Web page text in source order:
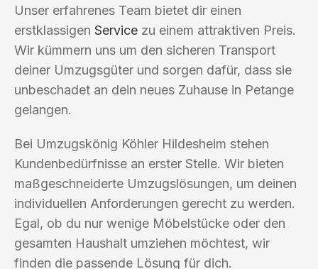
Unser erfahrenes Team bietet dir einen
erstklassigen Service zu einem attraktiven Preis.
Wir kümmern uns um den sicheren Transport
deiner Umzugsgüter und sorgen dafür, dass sie
unbeschadet an dein neues Zuhause in Petange
gelangen.
Bei Umzugskönig Köhler Hildesheim stehen
Kundenbedürfnisse an erster Stelle. Wir bieten
maßgeschneiderte Umzugslösungen, um deinen
individuellen Anforderungen gerecht zu werden.
Egal, ob du nur wenige Möbelstücke oder den
gesamten Haushalt umziehen möchtest, wir
finden die passende Lösung für dich.